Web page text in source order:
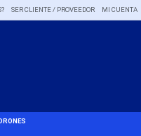
SER CLIENTE / PROVEEDOR MI CUENTA